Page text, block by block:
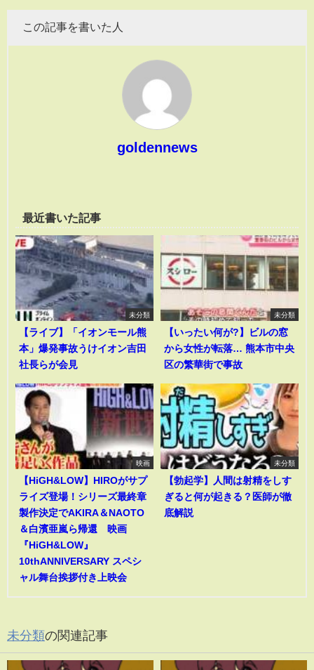
この記事を書いた人
goldennews
最近書いた記事
未分類
【ライブ】「イオンモール熊
本」爆発事故うけイオン吉田
社長らが会見
未分類
【いったい何が?】ビルの窓
から女性が転落… 熊本市中央
区の繁華街で事故
映画
【HiGH&LOW】HIROがサプ
ライズ登場！シリーズ最終章
製作決定でAKIRA＆NAOTO
＆白濱亜嵐ら帰還 映画
『HiGH&LOW』
10thANNIVERSARY スペシ
ャル舞台挨拶付き上映会
未分類
【勃起学】人間は射精をしす
ぎると何が起きる？医師が徹
底解説
未分類の関連記事